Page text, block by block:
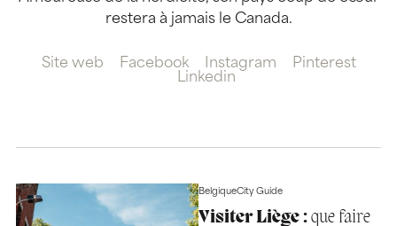
restera à jamais le Canada.
Site web Facebook Instagram
Pinterest
Linkedin
BelgiqueCity Guide
Visiter Liège :que faire